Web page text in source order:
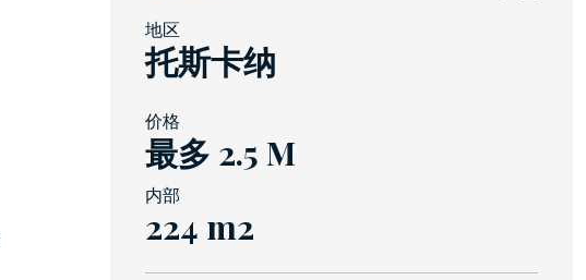
地区
托斯卡纳
价格
最多 2.5 M
内部
224 m2